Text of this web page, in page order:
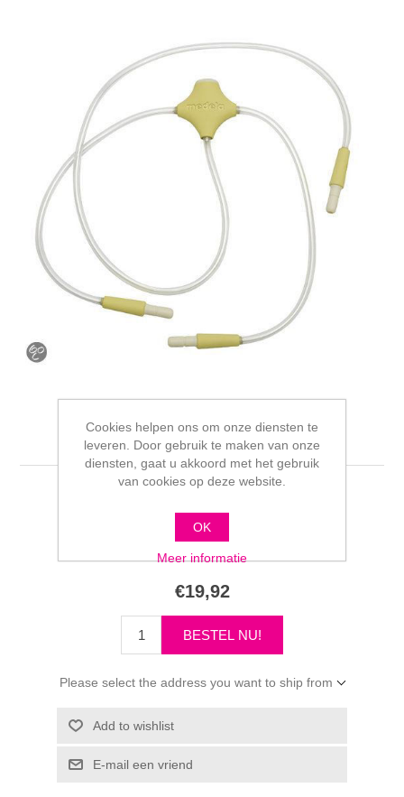
Medela freestyle slang
Fabrikant: Medela
€19,92
Please select the address you want to ship from
Cookies helpen ons om onze diensten te
leveren. Door gebruik te maken van onze
diensten, gaat u akkoord met het gebruik
van cookies op deze website.
OK
Meer informatie